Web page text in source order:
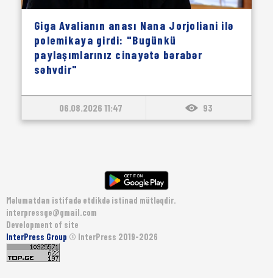
Giga Avalianın anası Nana Jorjoliani ilə
polemikaya girdi: "Bugünkü
paylaşımlarınız cinayətə bərabər
səhvdir"
06.08.2026 11:47 93
Məlumatdan istifadə etdikdə istinad mütləqdir.
interpressge@gmail.com
Development of site
InterPress Group © InterPress 2019-2026